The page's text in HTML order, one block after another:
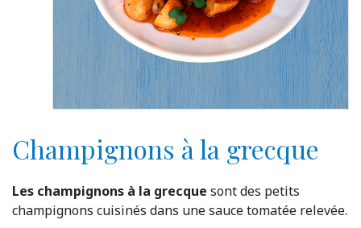
Champignons à la grecque
Les champignons à la grecque sont des petits
champignons cuisinés dans une sauce tomatée relevée.